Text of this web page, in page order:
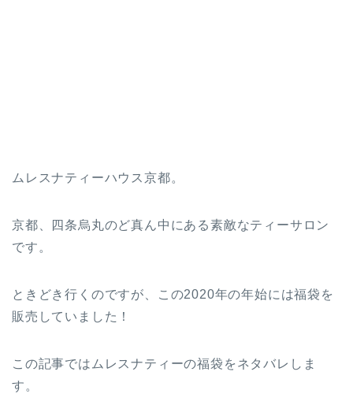
ムレスナティーハウス京都。
京都、四条烏丸のど真ん中にある素敵なティーサロン
です。
ときどき行くのですが、この2020年の年始には福袋を
販売していました！
この記事ではムレスナティーの福袋をネタバレしま
す。